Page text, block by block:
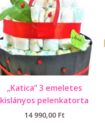
„Katica” 3 emeletes
kislányos pelenkatorta
14 990,00 Ft